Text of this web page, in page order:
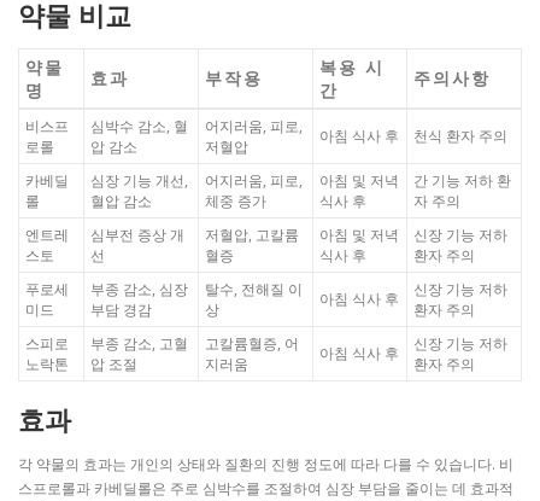
약물 비교
약물
명
효과 부작용
복용 시
간
주의사항
비스프
로롤
심박수 감소, 혈
압 감소
어지러움, 피로,
저혈압
아침 식사 후 천식 환자 주의
카베딜
롤
심장 기능 개선,
혈압 감소
어지러움, 피로,
체중 증가
아침 및 저녁
식사 후
간 기능 저하 환
자 주의
엔트레
스토
심부전 증상 개
선
저혈압, 고칼륨
혈증
아침 및 저녁
식사 후
신장 기능 저하
환자 주의
푸로세
미드
부종 감소, 심장
부담 경감
탈수, 전해질 이
상
아침 식사 후
신장 기능 저하
환자 주의
스피로
노락톤
부종 감소, 고혈
압 조절
고칼륨혈증, 어
지러움
아침 식사 후
신장 기능 저하
환자 주의
효과
각 약물의 효과는 개인의 상태와 질환의 진행 정도에 따라 다를 수 있습니다. 비
스프로롤과 카베딜롤은 주로 심박수를 조절하여 심장 부담을 줄이는 데 효과적